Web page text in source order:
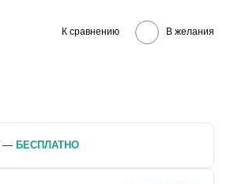
К сравнению В желания
— БЕСПЛАТНО